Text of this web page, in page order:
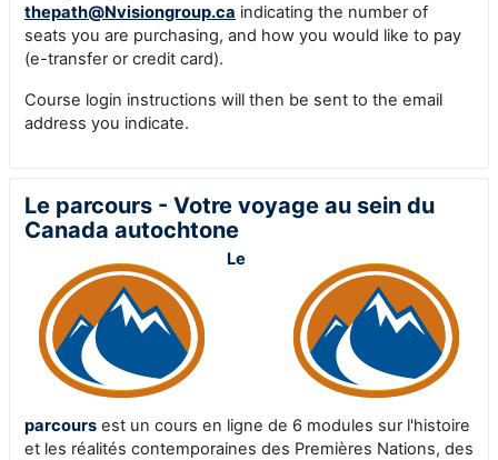
thepath@Nvisiongroup.ca indicating the number of
seats you are purchasing, and how you would like to pay
(e-transfer or credit card).
Course login instructions will then be sent to the email
address you indicate.
Le parcours - Votre voyage au sein du
Canada autochtone
Le
parcours est un cours en ligne de 6 modules sur l'histoire
et les réalités contemporaines des Premières Nations, des